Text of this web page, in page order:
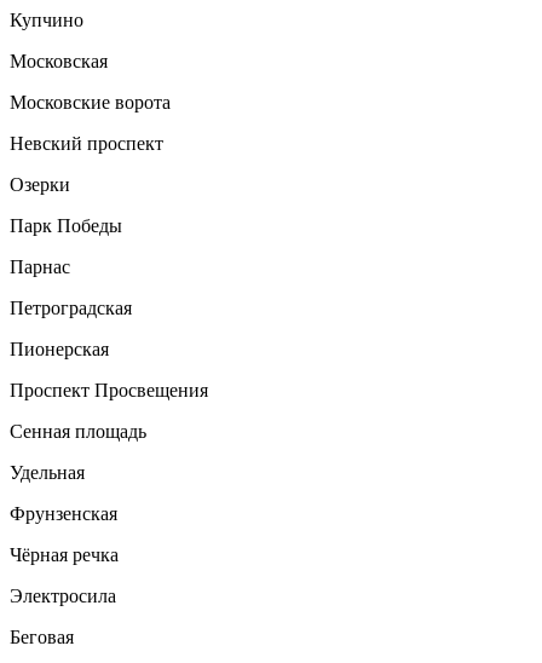
Купчино
Московская
Московские ворота
Невский проспект
Озерки
Парк Победы
Парнас
Петроградская
Пионерская
Проспект Просвещения
Сенная площадь
Удельная
Фрунзенская
Чёрная речка
Электросила
Беговая